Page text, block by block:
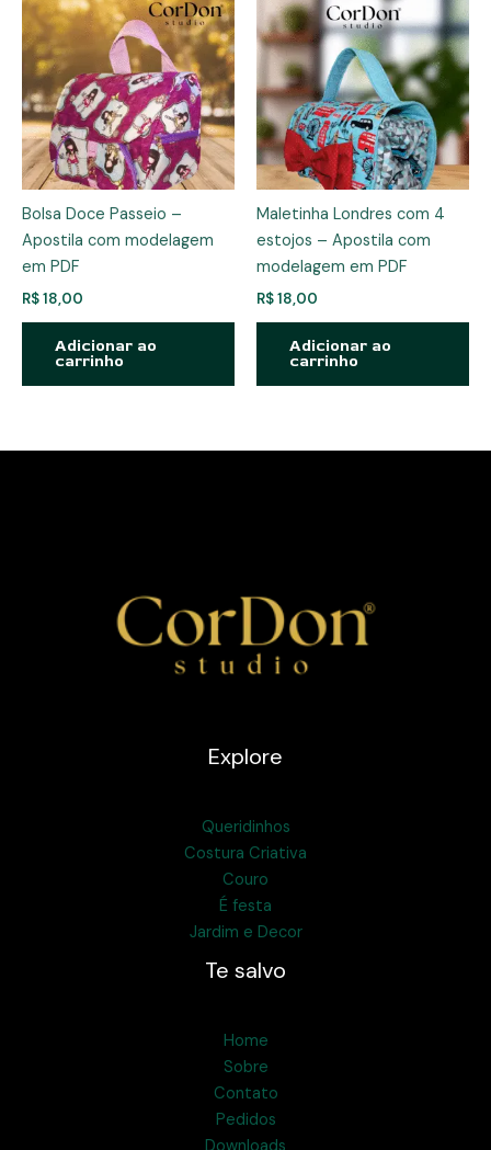
Bolsa Doce Passeio –
Apostila com modelagem
em PDF
R$18,00
Adicionar ao
carrinho
Maletinha Londres com 4
estojos – Apostila com
modelagem em PDF
R$18,00
Adicionar ao
carrinho
Explore
Queridinhos
Costura Criativa
Couro
É festa
Jardim e Decor
Te salvo
Home
Sobre
Contato
Pedidos